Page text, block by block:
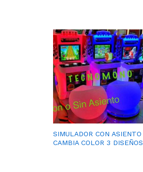
SIMULADOR CON ASIENTO
CAMBIA COLOR 3 DISEÑOS